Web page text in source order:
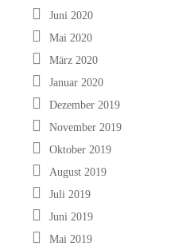
Juni 2020
Mai 2020
März 2020
Januar 2020
Dezember 2019
November 2019
Oktober 2019
August 2019
Juli 2019
Juni 2019
Mai 2019